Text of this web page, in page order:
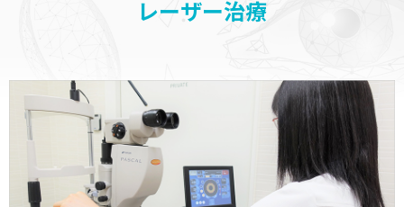
レーザー治療